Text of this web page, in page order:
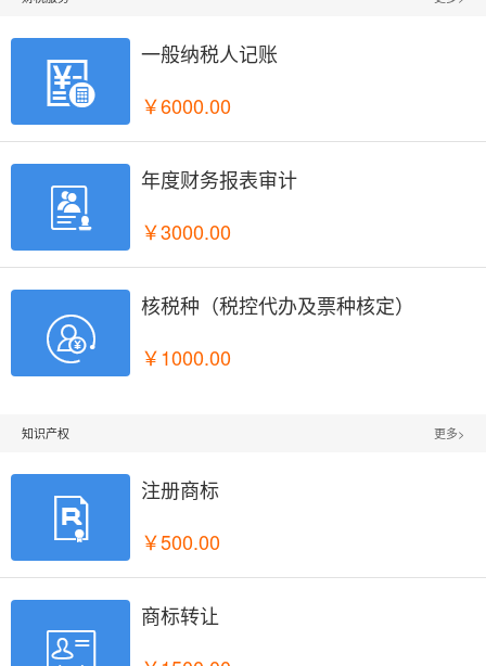

一般纳税人记账
￥6000.00

年度财务报表审计
￥3000.00

核税种（税控代办及票种核定）
￥1000.00
知识产权 更多>

注册商标
￥500.00

商标转让